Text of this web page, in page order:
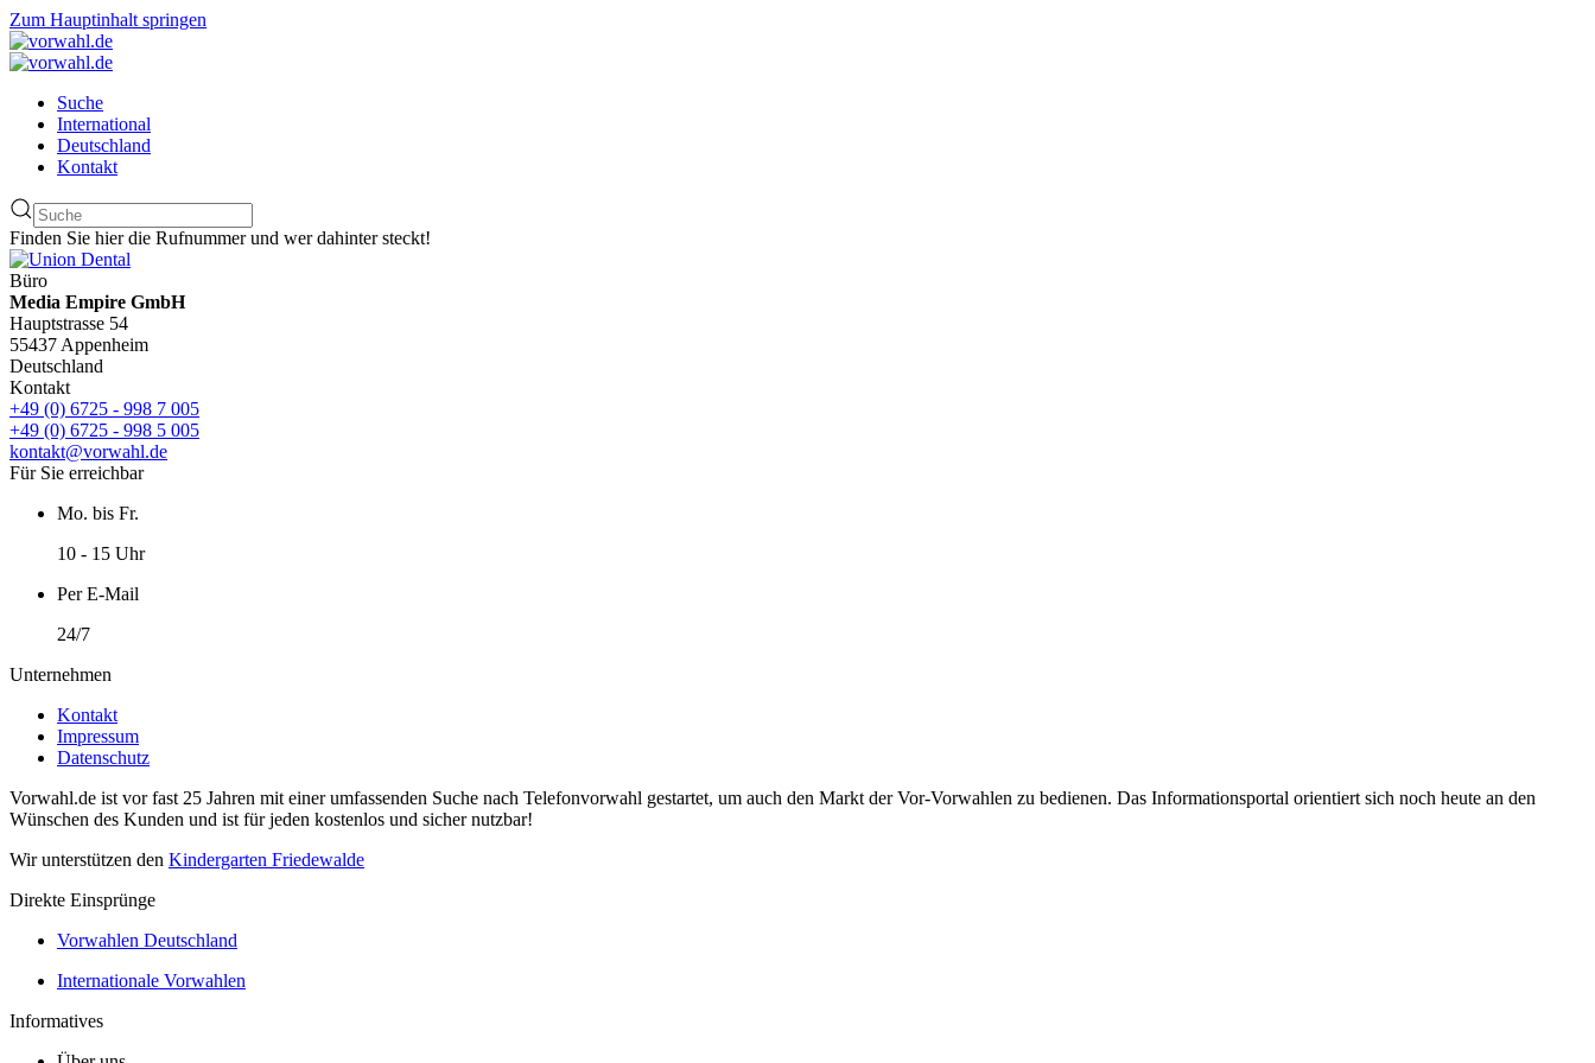
Zum Hauptinhalt springen
Suche
International
Deutschland
Kontakt
Finden Sie hier die Rufnummer und wer dahinter steckt!
Büro
Media Empire GmbH
Hauptstrasse 54
55437 Appenheim
Deutschland
Kontakt
+49 (0) 6725 - 998 7 005
+49 (0) 6725 - 998 5 005
kontakt@vorwahl.de
Für Sie erreichbar
Mo. bis Fr.
10 - 15 Uhr
Per E-Mail
24/7
Unternehmen
Kontakt
Impressum
Datenschutz
Vorwahl.de ist vor fast 25 Jahren mit einer umfassenden Suche nach Telefonvorwahl gestartet, um auch den Markt der Vor-Vorwahlen zu bedienen. Das Informationsportal orientiert sich noch heute an den
Wünschen des Kunden und ist für jeden kostenlos und sicher nutzbar!
Wir unterstützen den Kindergarten Friedewalde
Direkte Einsprünge
Vorwahlen Deutschland
Internationale Vorwahlen
Informatives